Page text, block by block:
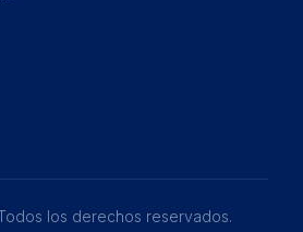
los derechos reservados.